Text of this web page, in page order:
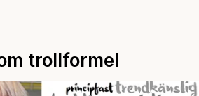
trollformel